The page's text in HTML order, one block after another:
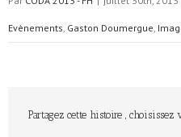
Evènements, Gaston Doumergue,
Partagez cette histoire , choisissez